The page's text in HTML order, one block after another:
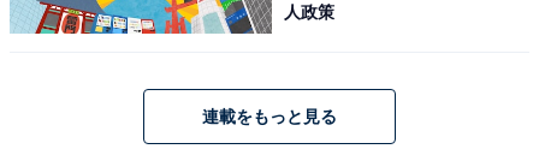
見栄えがして美しい様子、光に照らされて光り輝く様子
を表します。また、周囲との調和や対照することによ
人政策
連載をもっと見る